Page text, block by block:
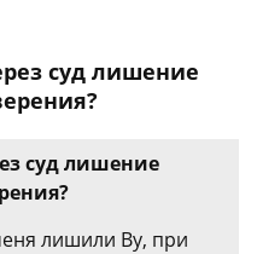
суд лишение
суд лишение
лишили Ву, при